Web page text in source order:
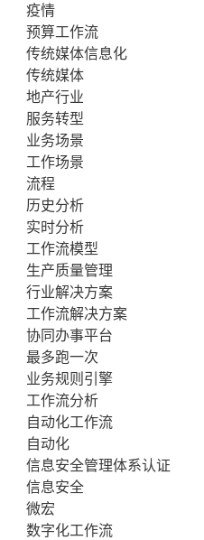
疫情
预算工作流
传统媒体信息化
传统媒体
地产行业
服务转型
业务场景
工作场景
流程
历史分析
实时分析
工作流模型
生产质量管理
行业解决方案
工作流解决方案
协同办事平台
最多跑一次
业务规则引擎
工作流分析
自动化工作流
自动化
信息安全管理体系认证
信息安全
微宏
数字化工作流